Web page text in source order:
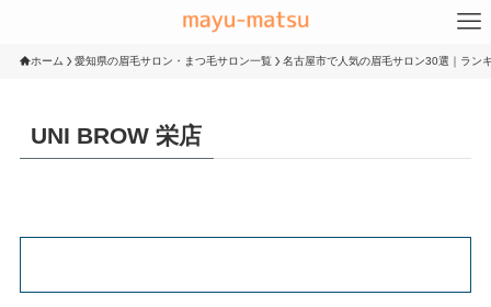
ホーム 愛知県の眉毛サロン・まつ毛サロン一覧 名古屋市で人気の眉毛サロン30選｜ラン
UNI BROW 栄店